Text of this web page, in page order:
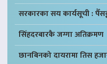
सरकारका सय कार्यसूची :
सिंहदरबारकै जग्गा अतिक्रमण
छानबिनको दायरामा तिस